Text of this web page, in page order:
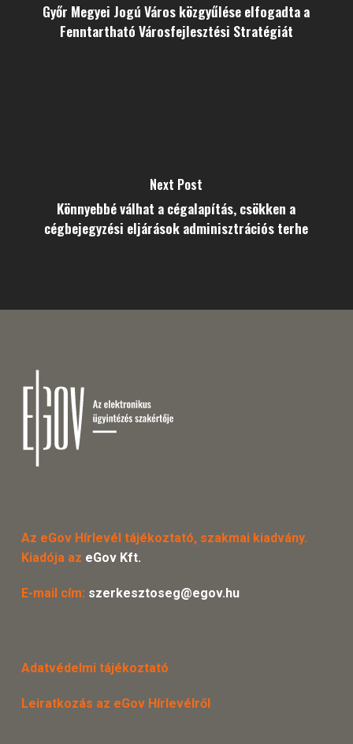
Győr Megyei Jogú Város közgyűlése elfogadta a
Fenntartható Városfejlesztési Stratégiát
Next Post
Könnyebbé válhat a cégalapítás, csökken a
cégbejegyzési eljárások adminisztrációs terhe
Az eGov Hírlevél tájékoztató, szakmai kiadvány.
Kiadója az eGov Kft.
E-mail cím: szerkesztoseg@egov.hu
Adatvédelmi tájékoztató
Leiratkozás az eGov Hírlevélről